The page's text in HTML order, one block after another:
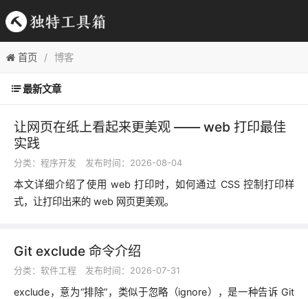
首页 博客
最新文章
让网页在纸上看起来更美观 —— web 打印最佳
实践
分类： 程序开发 发布时间：2026-08-04
本文详细介绍了使用 web 打印时，如何通过 CSS 控制打印样
式，让打印出来的 web 网页更美观。
Git exclude 命令介绍
分类： 软件工程 发布时间：2026-07-31
exclude，意为“排除”，类似于忽略（ignore），是一种告诉 Git